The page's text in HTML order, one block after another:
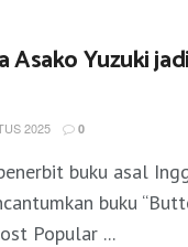
Asako Yuzuki
2025 0
buku asal
buku
Popular ...